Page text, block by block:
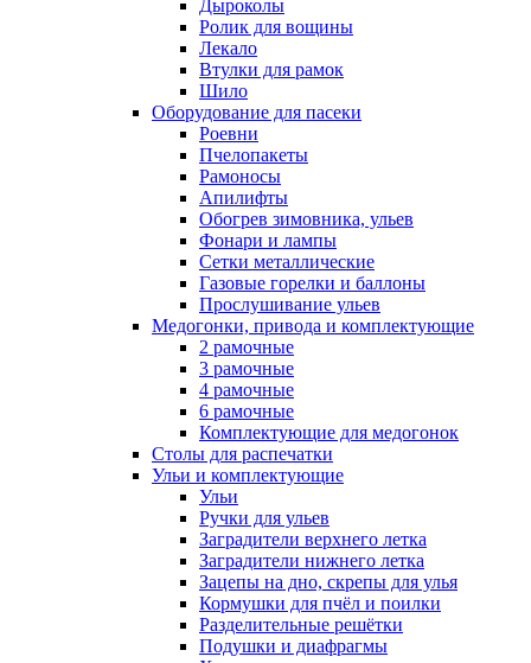
Дыроколы
Ролик для вощины
Лекало
Втулки для рамок
Шило
Оборудование для пасеки
Роевни
Пчелопакеты
Рамоносы
Апилифты
Обогрев зимовника, ульев
Фонари и лампы
Сетки металлические
Газовые горелки и баллоны
Прослушивание ульев
Медогонки, привода и комплектующие
2 рамочные
3 рамочные
4 рамочные
6 рамочные
Комплектующие для медогонок
Столы для распечатки
Ульи и комплектующие
Ульи
Ручки для ульев
Заградители верхнего летка
Заградители нижнего летка
Зацепы на дно, скрепы для улья
Кормушки для пчёл и поилки
Разделительные решётки
Подушки и диафрагмы